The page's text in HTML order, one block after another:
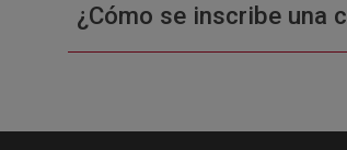
¿Cómo se inscribe una